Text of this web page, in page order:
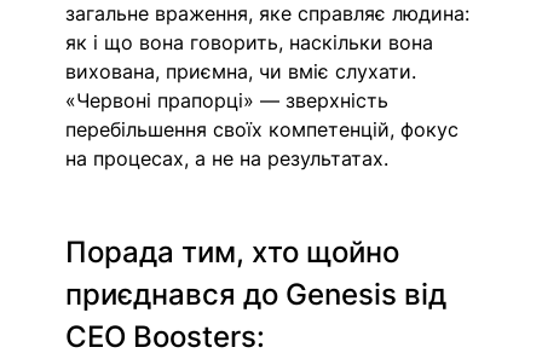
загальне враження, яке справляє людина:
як і що вона говорить, наскільки вона
вихована, приємна, чи вміє слухати.
«Червоні прапорці» — зверхність
перебільшення своїх компетенцій, фокус
на процесах, а не на результатах.
Порада тим, хто щойно
приєднався до Genesis від
СЕО Boosters: